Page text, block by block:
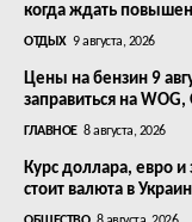
когда ждать
ОТДЫХ 9 августа, 2026
Цены на бензин 9
заправиться на
ГЛАВНОЕ 8 августа, 2026
Курс доллара, евро и
стоит валюта в